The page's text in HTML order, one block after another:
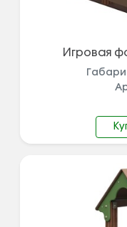
Игровая